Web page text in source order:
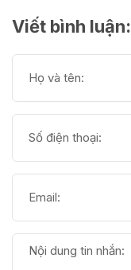
Viết bình luận: